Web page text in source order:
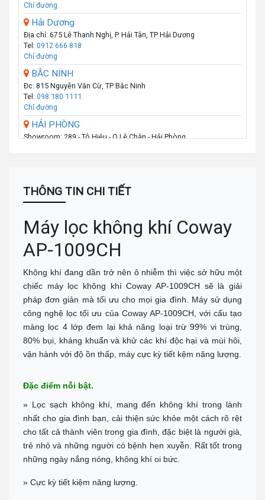
Chỉ đường
Hải Dương
Địa chỉ: 675 Lê Thanh Nghị, P. Hải Tân, TP Hải Dương
Tel: 0912 666 818
Chỉ đường
BẮC NINH
Đc: 815 Nguyễn Văn Cừ, TP Bắc Ninh
Tel: 098 180 1111
Chỉ đường
HẢI PHÒNG
Showroom: 289 - Tô Hiệu - Q.Lê Chân - Hải Phòng
Số 07 Đại Lộ Lê Lợi (Đối diện công viên Hội An) - P Lam Sơn - TP
Chỉ đường
TP.VINH _NGHỆ AN
Số: 58A Phạm Đình Toái - Phường Hà Huy Tập - TP Vinh
Chỉ đường
ĐÀ NẴNG
Địa chỉ: 276 Hùng Vương, Quận Hải Châu
Call : 0938 460 460(Zalo)
Chỉ đường
NHA TRANG
Địa chỉ: 1276 đường 2/4, P Vạn Thắng (cạnh cà phê Bách Viên) TP
Chỉ đường
ĐÀ LẠT - LÂM ĐỒNG
Địa chỉ: 364 Hai Bà Trưng, P6 TP Đà Lạt, Tỉnh Lâm Đồng
Tel:0902 570 886
Chỉ đường
TP.HCM Showrom Chính
Showroom: 193A - Đường 3/2 - P.11 - Q.10 - TP.HCM
Chỉ đường
THÔNG TIN CHI TIẾT
Máy lọc không khí Coway
AP-1009CH
Không khí đang dần trở nên ô nhiễm thì việc sở hữu một
chiếc máy lọc không khí Coway AP-1009CH sẽ là giải
pháp đơn giản mà tối ưu cho mọi gia đình. Máy sử dụng
công nghệ lọc tối ưu của Coway AP-1009CH, với cấu tạo
màng lọc 4 lớp đem lại khả năng loại trừ 99% vi trùng,
80% bụi, kháng khuẩn và khử các khí độc hại và mùi hôi,
vận hành với độ ồn thấp, máy cực kỳ tiết kệm năng lượng.
Đặc điểm nỗi bật.
» Lọc sạch không khí, mang đến không khí trong lành
nhất cho gia đình bạn, cải thiện sức khỏe một cách rõ rệt
cho tất cả thành viên trong gia đình, đặc biệt là người già,
trẻ nhỏ và những người có bệnh hen xuyễn. Rất tốt trong
những ngày nắng nóng, không khí oi bức.
» Cực kỳ tiết kiệm năng lượng.